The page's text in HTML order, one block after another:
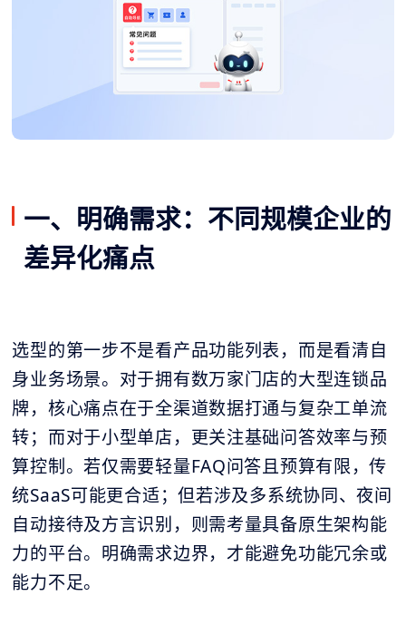
一、明确需求：不同规模企业的
差异化痛点
选型的第一步不是看产品功能列表，而是看清自
身业务场景。对于拥有数万家门店的大型连锁品
牌，核心痛点在于全渠道数据打通与复杂工单流
转；而对于小型单店，更关注基础问答效率与预
算控制。若仅需要轻量FAQ问答且预算有限，传
统SaaS可能更合适；但若涉及多系统协同、夜间
自动接待及方言识别，则需考量具备原生架构能
力的平台。明确需求边界，才能避免功能冗余或
能力不足。